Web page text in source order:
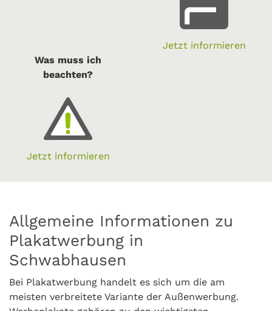
Jetzt informieren
Was muss ich
beachten?
Jetzt informieren
Allgemeine Informationen zu
Plakatwerbung in
Schwabhausen
Bei Plakatwerbung handelt es sich um die am
meisten verbreitete Variante der Außenwerbung.